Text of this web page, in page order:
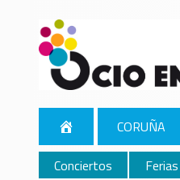
CORUÑA
Conciertos
Ferias